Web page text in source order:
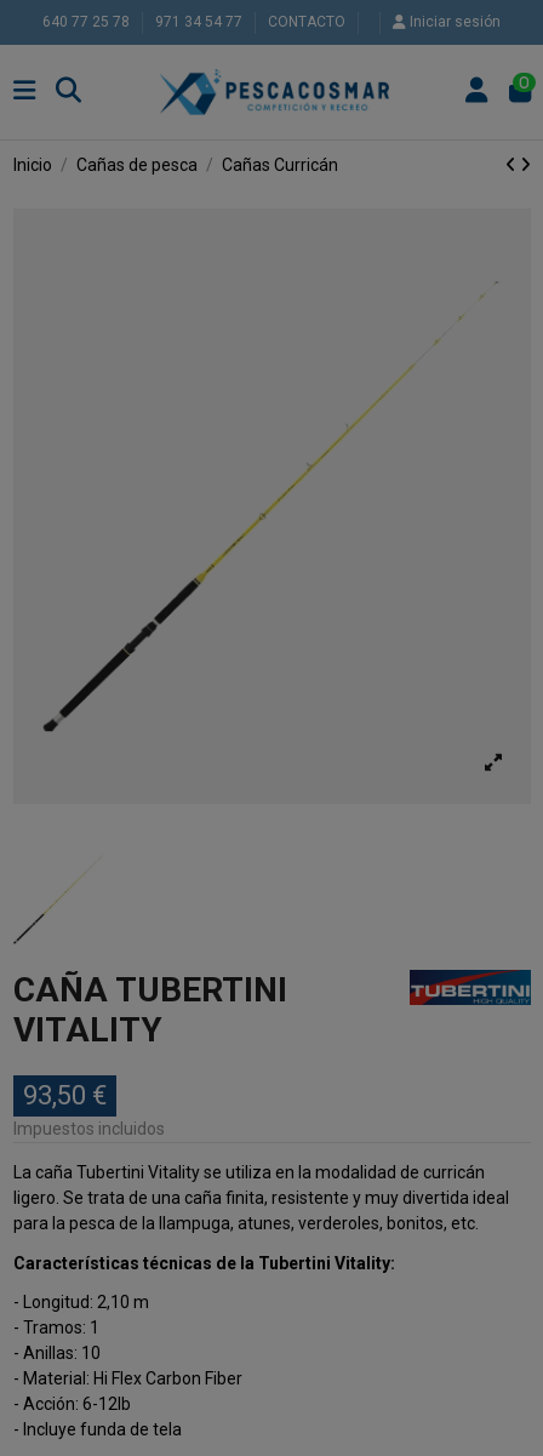
640 77 25 78 971 34 54 77 CONTACTO Iniciar sesión
0
Inicio Cañas de pesca Cañas Curricán
CAÑA TUBERTINI
VITALITY
93,50 €
Impuestos incluidos
La caña Tubertini Vitality se utiliza en la modalidad de curricán
ligero. Se trata de una caña finita, resistente y muy divertida ideal
para la pesca de la llampuga, atunes, verderoles, bonitos, etc.
Características técnicas de la Tubertini Vitality:
- Longitud: 2,10 m
- Tramos: 1
- Anillas: 10
- Material: Hi Flex Carbon Fiber
- Acción: 6-12lb
- Incluye funda de tela